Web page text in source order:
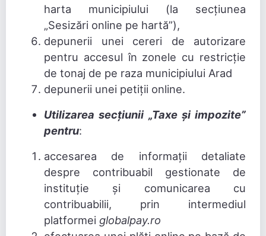
harta municipiului (la secțiunea
„Sesizări online pe hartă”),
depunerii unei cereri de autorizare
pentru accesul în zonele cu restricție
de tonaj de pe raza municipiului Arad
depunerii unei petiții online.
Utilizarea secțiunii „Taxe și impozite”
pentru:
accesarea de informații detaliate
despre contribuabil gestionate de
instituție și comunicarea cu
contribuabilii, prin intermediul
platformei globalpay.ro